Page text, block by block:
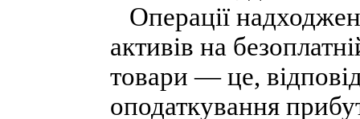
Операції
активів на
товари — це,
оподаткування